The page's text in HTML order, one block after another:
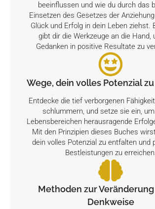
beeinflussen und wie du durch das
Einsetzen des Gesetzes der
Glück und Erfolg in dein Leben ziehst.
gibt dir die Werkzeuge an die Hand,
Gedanken in positive Resultate zu
Wege, dein volles Potenzial
Entdecke die tief verborgenen
schlummern, und setze sie ein,
Lebensbereichen herausragende
Mit den Prinzipien dieses Buches
dein volles Potenzial zu entfalten und
Bestleistungen zu erreichen.
Methoden zur
Denkweise